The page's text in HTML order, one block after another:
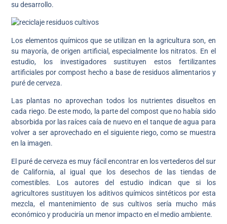
su desarrollo.
Los elementos químicos que se utilizan en la agricultura son, en
su mayoría, de origen artificial, especialmente los nitratos. En el
estudio, los investigadores sustituyen estos fertilizantes
artificiales por compost hecho a base de residuos alimentarios y
puré de cerveza.
Las plantas no aprovechan todos los nutrientes disueltos en
cada riego. De este modo, la parte del compost que no había sido
absorbida por las raíces caía de nuevo en el tanque de agua para
volver a ser aprovechado en el siguiente riego, como se muestra
en la imagen.
El puré de cerveza es muy fácil encontrar en los vertederos del sur
de California, al igual que los desechos de las tiendas de
comestibles. Los autores del estudio indican que si los
agricultores sustituyen los aditivos químicos sintéticos por esta
mezcla, el mantenimiento de sus cultivos sería mucho más
económico y produciría un menor impacto en el medio ambiente.